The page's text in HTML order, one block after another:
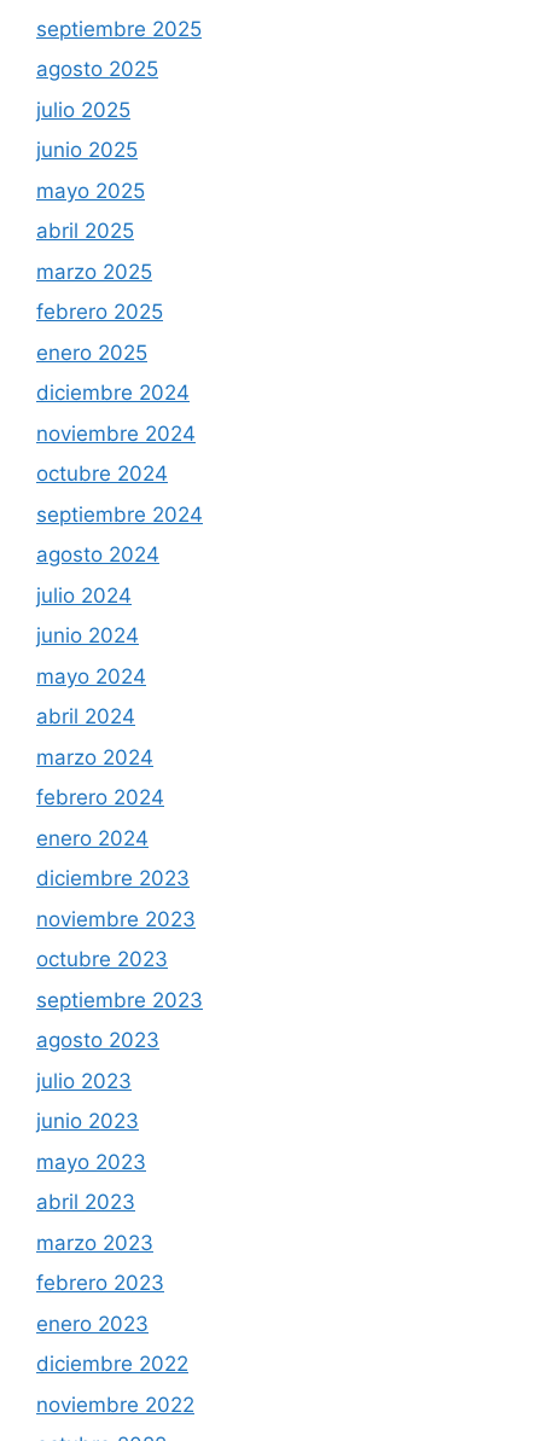
septiembre 2025
agosto 2025
julio 2025
junio 2025
mayo 2025
abril 2025
marzo 2025
febrero 2025
enero 2025
diciembre 2024
noviembre 2024
octubre 2024
septiembre 2024
agosto 2024
julio 2024
junio 2024
mayo 2024
abril 2024
marzo 2024
febrero 2024
enero 2024
diciembre 2023
noviembre 2023
octubre 2023
septiembre 2023
agosto 2023
julio 2023
junio 2023
mayo 2023
abril 2023
marzo 2023
febrero 2023
enero 2023
diciembre 2022
noviembre 2022